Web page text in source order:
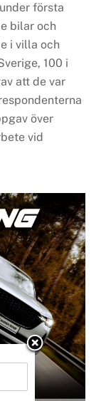
första
bilar och
i villa och
100 i
att de var
över
vid